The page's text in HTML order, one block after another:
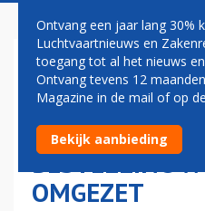
WESTJET
KLACHTEN
CABINE-
BESTELLING
OMGEZET
Ontvang een jaar lang 30%
Luchtvaartnieuws en
toegang tot al het nieuws
Ontvang tevens 12
Magazine in de mail of op
Bekijk aanbieding